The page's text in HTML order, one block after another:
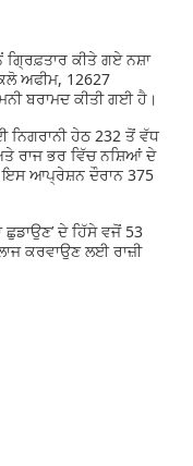
ਗ੍ਰਿਫ਼ਤਾਰ ਕੀਤੇ ਗਏ ਨਸ਼ਾ
ਅਫੀਮ, 12627
ਬਰਾਮਦ ਕੀਤੀ ਗਈ ਹੈ।
ਨਿਗਰਾਨੀ ਹੇਠ 232 ਤੋਂ ਵੱਧ
ਰਾਜ ਭਰ ਵਿੱਚ ਨਸ਼ਿਆਂ ਦੇ
ਇਸ ਆਪ੍ਰੇਸ਼ਨ ਦੌਰਾਨ 375
ਛੁਡਾਉਣ’ ਦੇ ਹਿੱਸੇ ਵਜੋਂ 53
ਕਰਵਾਉਣ ਲਈ ਰਾਜ਼ੀ